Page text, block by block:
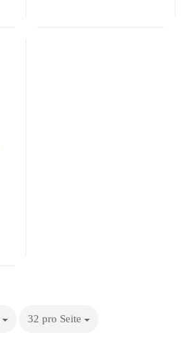
32 pro Seite